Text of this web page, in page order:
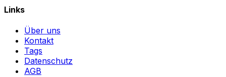
Links
Über uns
Kontakt
Tags
Datenschutz
AGB